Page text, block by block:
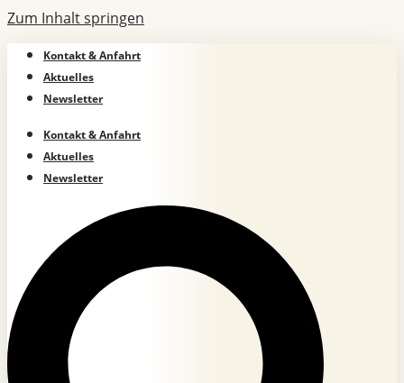
Zum Inhalt springen
Kontakt & Anfahrt
Aktuelles
Newsletter
Kontakt & Anfahrt
Aktuelles
Newsletter